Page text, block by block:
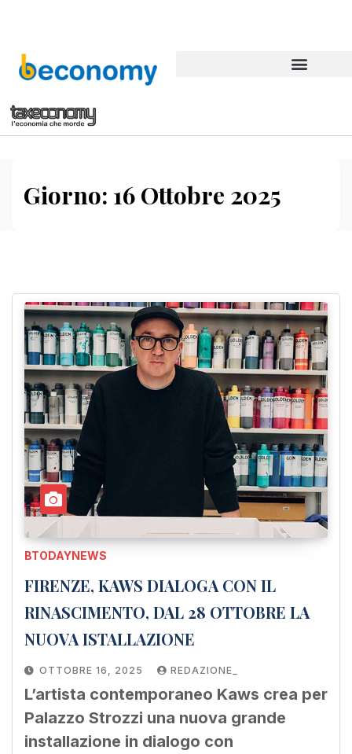
Giorno: 16 Ottobre 2025
BTODAYNEWS
FIRENZE, KAWS DIALOGA CON IL
RINASCIMENTO, DAL 28 OTTOBRE LA
NUOVA ISTALLAZIONE
OTTOBRE 16, 2025 REDAZIONE_
L’artista contemporaneo Kaws crea per
Palazzo Strozzi una nuova grande
installazione in dialogo con